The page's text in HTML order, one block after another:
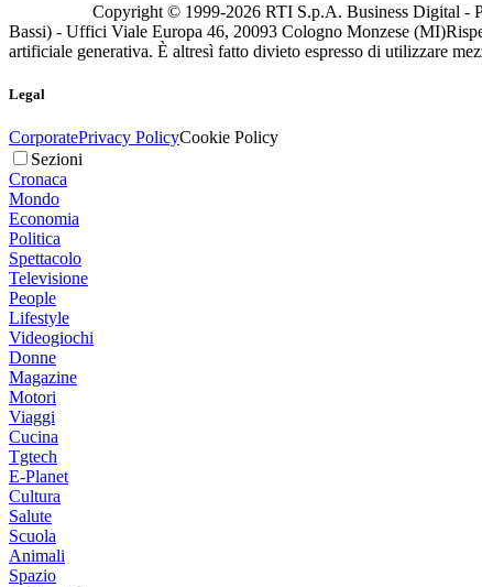
Copyright © 1999-2026 RTI S.p.A. Business Digital -
Bassi) - Uffici Viale Europa 46, 20093 Cologno Monzese (MI)
artificiale generativa. È altresì fatto divieto espresso di utilizzare
Legal
CorporatePrivacy PolicyCookie Policy
Sezioni
Cronaca
Mondo
Economia
Politica
Spettacolo
Televisione
People
Lifestyle
Videogiochi
Donne
Magazine
Motori
Viaggi
Cucina
Tgtech
E-Planet
Cultura
Salute
Scuola
Animali
Spazio